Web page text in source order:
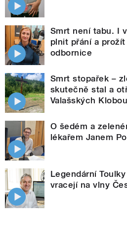
Smrt není tabu. I
plnit přání a
odbornice
Smrt stopařek –
skutečně stal a
Valašských
O šedém a
lékařem Janem
Legendární
vracejí na vlny